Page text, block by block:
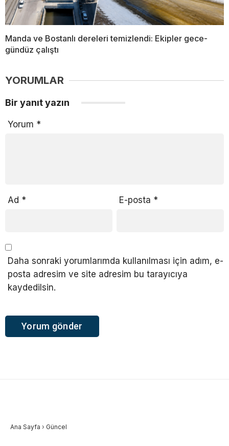
Manda ve Bostanlı dereleri temizlendi: Ekipler gece-
gündüz çalıştı
YORUMLAR
Bir yanıt yazın
Yorum *
Ad * E-posta *
Daha sonraki yorumlarımda kullanılması için adım, e-
posta adresim ve site adresim bu tarayıcıya
kaydedilsin.
Ana Sayfa › Güncel